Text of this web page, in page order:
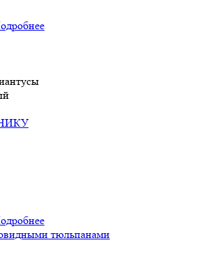
тюльпанами